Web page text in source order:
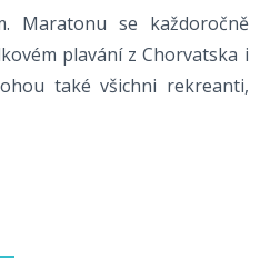
Maratonu se každoročně
plavání z Chorvatska i
také všichni rekreanti,